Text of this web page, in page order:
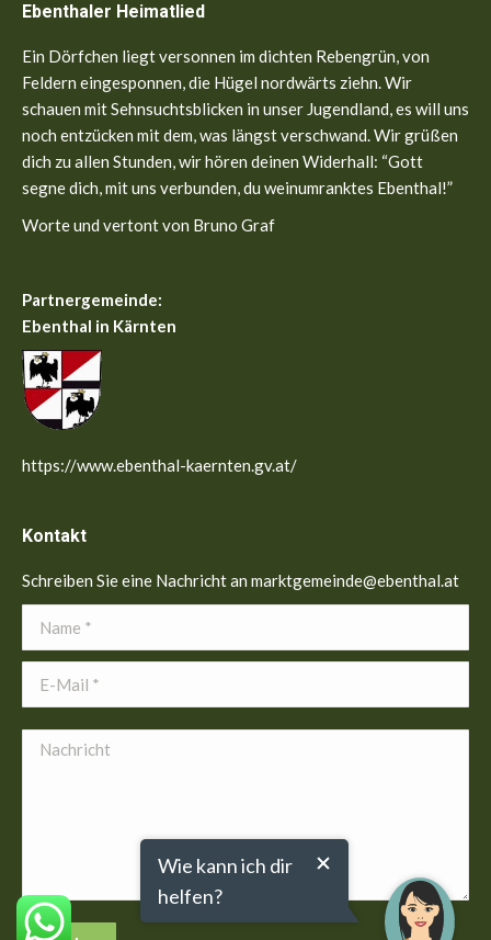
opens
in
new
window
opens
in
new
window
Ebenthaler Heimatlied
Ein Dörfchen liegt versonnen im dichten Rebengrün, von
Feldern eingesponnen, die Hügel nordwärts ziehn. Wir
schauen mit Sehnsuchtsblicken in unser Jugendland, es will uns
noch entzücken mit dem, was längst verschwand. Wir grüßen
dich zu allen Stunden, wir hören deinen Widerhall: “Gott
segne dich, mit uns verbunden, du weinumranktes Ebenthal!”
Worte und vertont von Bruno Graf
Partnergemeinde:
Ebenthal in Kärnten
https://www.ebenthal-kaernten.gv.at/
Kontakt
Schreiben Sie eine Nachricht an marktgemeinde@ebenthal.at
Name *
E-Mail *
Nachricht
Wie kann ich dir
helfen?